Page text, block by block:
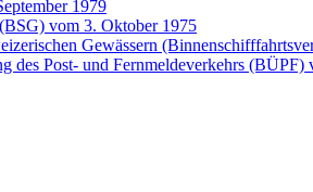
1979
vom 3. Oktober 1975
Gewässern
des Post- und Fernmeldeverkehrs